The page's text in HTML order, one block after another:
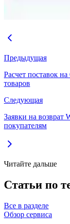
Предыдущая
Расчет поставок
товаров
Следующая
Заявки на возврат
покупателям
Читайте дальше
Статьи по
Все в разделе
Обзор сервиса